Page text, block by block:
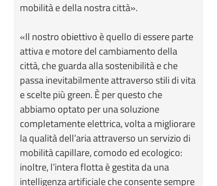
mobilità e della nostra città».
«Il nostro obiettivo è quello di essere parte
attiva e motore del cambiamento della
città, che guarda alla sostenibilità e che
passa inevitabilmente attraverso stili di vita
e scelte più green. È per questo che
abbiamo optato per una soluzione
completamente elettrica, volta a migliorare
la qualità dell’aria attraverso un servizio di
mobilità capillare, comodo ed ecologico:
inoltre, l’intera flotta è gestita da una
intelligenza artificiale che consente sempre